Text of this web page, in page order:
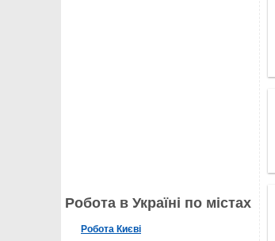
Робота в Україні по містах
Робота Києві